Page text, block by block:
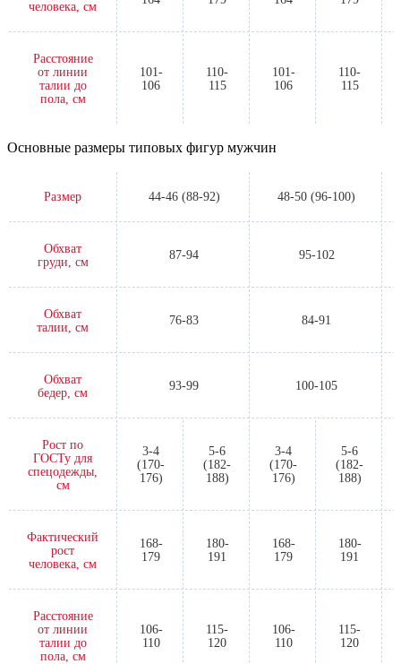
человека, см
Расстояние
от линии
талии до
пола, см
101-
106
110-
115
101-
106
110-
115
Основные размеры типовых фигур мужчин
Размер 44-46 (88-92) 48-50 (96-100)
Обхват
груди, см
87-94 95-102
Обхват
талии, см
76-83 84-91
Обхват
бедер, см
93-99 100-105
Рост по
ГОСТу для
спецодежды,
см
3-4
(170-
176)
5-6
(182-
188)
3-4
(170-
176)
5-6
(182-
188)
Фактический
рост
человека, см
168-
179
180-
191
168-
179
180-
191
Расстояние
от линии
талии до
пола, см
106-
110
115-
120
106-
110
115-
120